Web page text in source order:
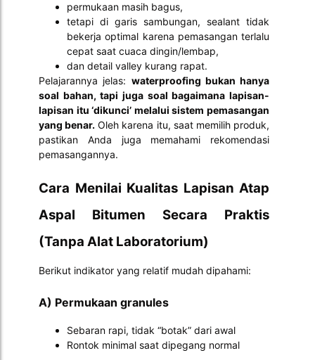
permukaan masih bagus,
tetapi di garis sambungan, sealant tidak
bekerja optimal karena pemasangan terlalu
cepat saat cuaca dingin/lembap,
dan detail valley kurang rapat.
Pelajarannya jelas: waterproofing bukan hanya
soal bahan, tapi juga soal bagaimana lapisan-
lapisan itu ‘dikunci’ melalui sistem pemasangan
yang benar. Oleh karena itu, saat memilih produk,
pastikan Anda juga memahami rekomendasi
pemasangannya.
Cara Menilai Kualitas Lapisan Atap
Aspal Bitumen Secara Praktis
(Tanpa Alat Laboratorium)
Berikut indikator yang relatif mudah dipahami:
A) Permukaan granules
Sebaran rapi, tidak “botak” dari awal
Rontok minimal saat dipegang normal